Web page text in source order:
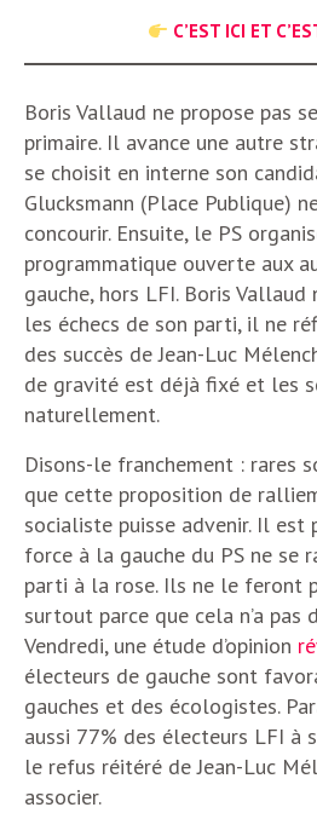
C’EST ICI ET
Boris Vallaud ne propose pas
primaire. Il avance une autre
se choisit en interne son
Glucksmann (Place Publique)
concourir. Ensuite, le PS
programmatique ouverte aux
gauche, hors LFI. Boris
les échecs de son parti, il ne
des succès de Jean-Luc
de gravité est déjà fixé et les
naturellement.
Disons-le franchement : rares
que cette proposition de
socialiste puisse advenir. Il est
force à la gauche du PS ne se
parti à la rose. Ils ne le feront
surtout parce que cela n’a pas
Vendredi, une étude d’opinion
électeurs de gauche sont
gauches et des écologistes.
aussi 77% des électeurs LFI à
le refus réitéré de Jean-Luc
associer.